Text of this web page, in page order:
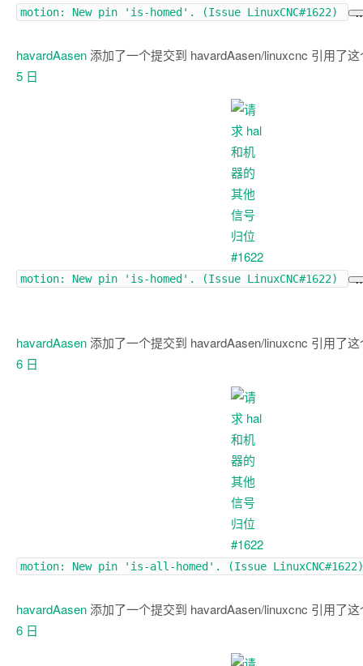
motion: New pin 'is-homed'. (Issue LinuxCNC#1622)
havardAasen添加了一个提交到 havardAasen/linuxcnc 引用了
5 日
motion: New pin 'is-homed'. (Issue LinuxCNC#1622)
havardAasen添加了一个提交到 havardAasen/linuxcnc 引用了
6 日
motion: New pin 'is-all-homed'. (Issue LinuxCNC#1622)
havardAasen添加了一个提交到 havardAasen/linuxcnc 引用了
6 日